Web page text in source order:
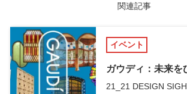
COLUMN
コラム
関連記事
イベント
ガウディ：未来を
21_21 DESIGN